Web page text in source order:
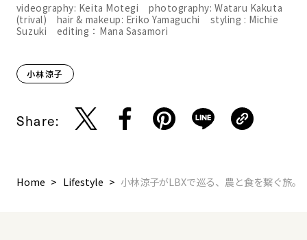
videography: Keita Motegi photography: Wataru Kakuta
(trival) hair & makeup: Eriko Yamaguchi styling : Michie
Suzuki editing：Mana Sasamori
小林涼子
Share:
Home Lifestyle 小林涼子がLBXで巡る、農と食を繋ぐ旅。